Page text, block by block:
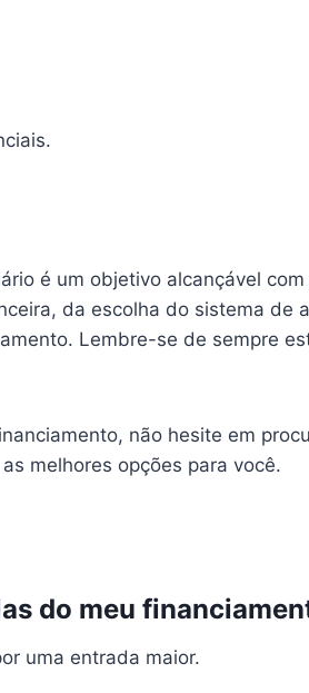
é um objetivo alcançável
da escolha do sistema
Lembre-se de sempre
não hesite em
melhores opções para você.
do meu
uma entrada maior.